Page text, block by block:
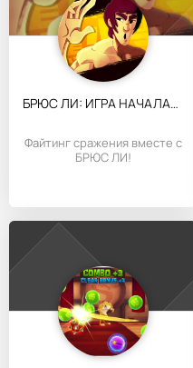
БРЮС ЛИ: ИГРА НАЧАЛАСЬ
Файтинг сражения вместе с
БРЮС ЛИ!